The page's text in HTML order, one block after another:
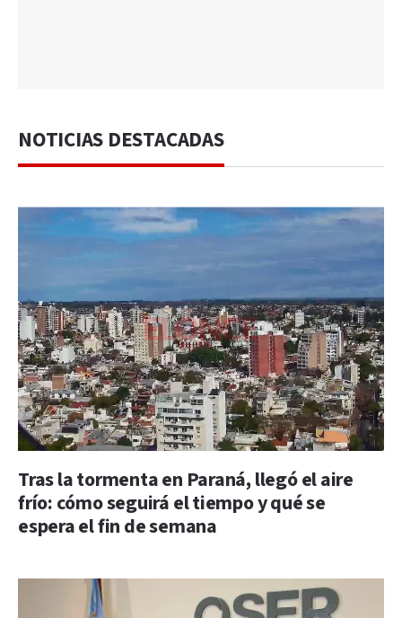
NOTICIAS DESTACADAS
Tras la tormenta en Paraná, llegó el aire
frío: cómo seguirá el tiempo y qué se
espera el fin de semana